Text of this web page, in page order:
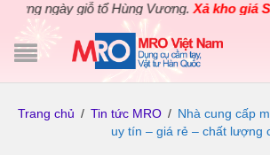
ngày giỗ tổ Hùng Vương.Xả kho giá Sốc
Trang chủ / Tin tức MRO / Nhà cung cấp
uy tín – giá rẻ – chất lượng